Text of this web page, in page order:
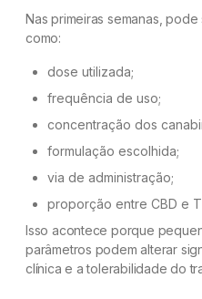
Nas primeiras semanas,
como:
dose utilizada;
frequência de uso;
concentração dos
formulação escolhida;
via de administração;
proporção entre CBD e
Isso acontece porque
parâmetros podem alterar
clínica e a tolerabilidade do